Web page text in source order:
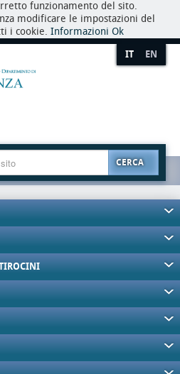
funzionamento del sito.
modificare le impostazioni del
i cookie. Informazioni Ok
IT EN
CERCA